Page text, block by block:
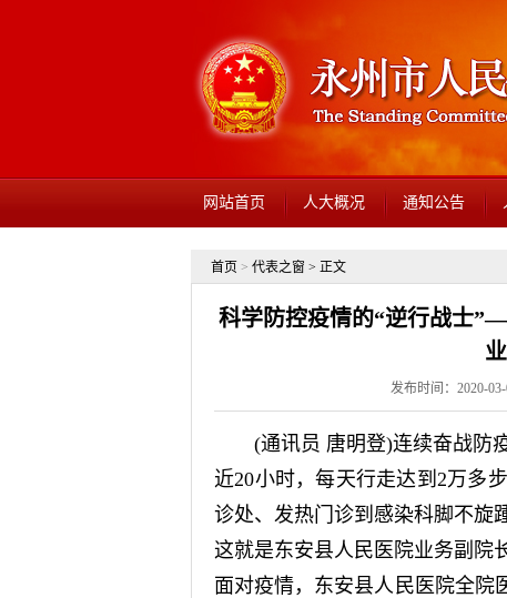
网站首页 人大概况 通知公告
首页 > 代表之窗 > 正文
科学防控疫情的“逆行战士
发布时间：2020-
(通讯员 唐明登)连续奋战防疫
近20小时，每天行走达到2万多
诊处、发热门诊到感染科脚不
这就是东安县人民医院业务副院
面对疫情，东安县人民医院全院